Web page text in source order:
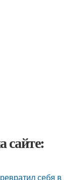
сайте:
себя в